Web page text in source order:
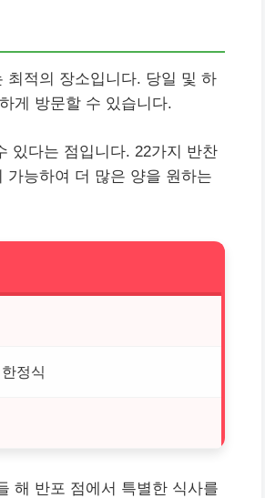
최적의 장소입니다. 당일 및 하
게 방문할 수 있습니다.
있다는 점입니다. 22가지 반찬
능하여 더 많은 양을 원하는
정식
해 반포 점에서 특별한 식사를